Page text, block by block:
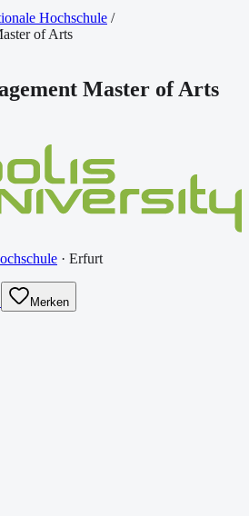
Hochschule /
of Arts
Master of Arts
· Erfurt
Merken